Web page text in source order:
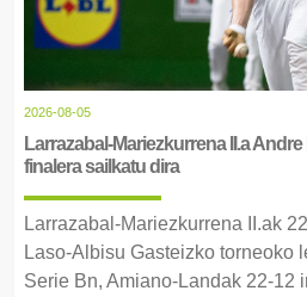
2026-08-05
Larrazabal-Mariezkurrena II.a
finalera sailkatu dira
Larrazabal-Mariezkurrena II.ak
Laso-Albisu Gasteizko torneoko
Serie Bn, Amiano-Landak 22-12